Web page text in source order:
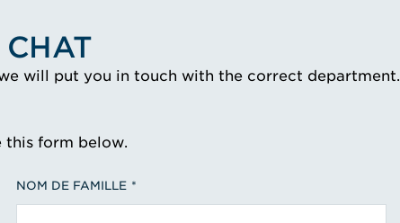
CHAT
will put you in touch with the correct department.
this form below.
NOM DE FAMILLE